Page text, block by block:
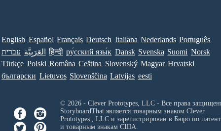
English Español Français Deutsch Italiana Nederlands Português
עברית العَرَبِيَّة हिन्दी ру́сский язы́к Dansk Svenska Suomi Norsk
Türkçe Polski Româna Ceština Slovenský Magyar Hrvatski
български Lietuvos Slovenščina Latvijas eesti
© 2026 - Clever Prototypes, LLC - Все права
StoryboardThat является товарным знаком Clever
Prototypes , LLCи зарегистрирован в Бюро по
и товарным знакам США.